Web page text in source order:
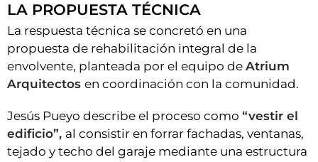
LA PROPUESTA TÉCNICA
La respuesta técnica se concretó en una
propuesta de rehabilitación integral de la
envolvente, planteada por el equipo de Atrium
Arquitectos en coordinación con la comunidad.
Jesús Pueyo describe el proceso como “vestir el
edificio”, al consistir en forrar fachadas, ventanas,
tejado y techo del garaje mediante una estructura